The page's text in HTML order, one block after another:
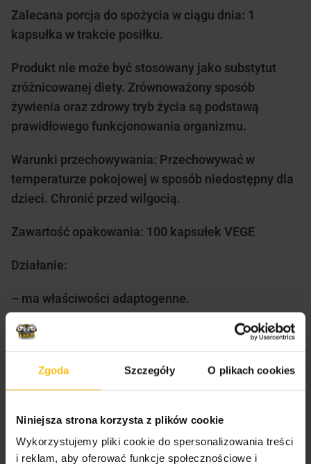
Zgoda Szczegóły O plikach cookies
Niniejsza strona korzysta z plików cookie
Wykorzystujemy pliki cookie do spersonalizowania treści
i reklam, aby oferować funkcje społecznościowe i
Zalecana porcja do spożycia w ciągu dnia: 1
kapsułka w trakcie posiłku.
Produkt nie może być stosowany jako substytut
zróżnicowanej diety. Zrównoważony sposób
żywienia oraz zdrowy tryb życia są podstawą
prawidłowego funkcjonowania organizmu.
Warunki przechowywania: Przechowywać w
temperaturze pokojowej w sposób niedostępny dla
dzieci. Chronić przed wilgocią.
Zawartość opakowania: 100 kapsułek VEGE
Działanie:
– ma właściwości adaptogenne.
– pomaga w utrzymaniu zdrowia skóry.
– wspomaga witalność organizmu .
energiczny.
– poprawia odporność organizmu na stres.